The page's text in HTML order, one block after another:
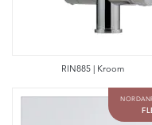
RIN885 | Kroom